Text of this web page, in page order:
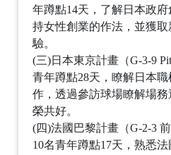
年蹲點14天，了解日本政
持女性創業的作法，並獲
驗。
(三)日本東京計畫（G-3-9
青年蹲點28天，瞭解日本
作，透過參訪球場瞭解場
榮共好。
(四)法國巴黎計畫（G-2-3
10名青年蹲點17天，熟悉